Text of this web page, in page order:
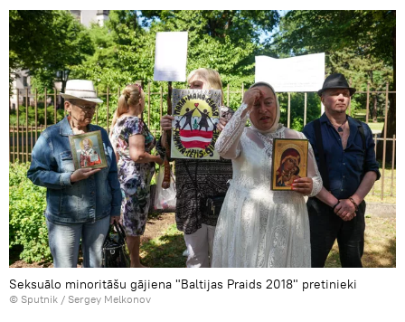
Seksuālo minoritāšu gājiena "Baltijas Praids 2018" pretinieki
© Sputnik / Sergey Melkonov